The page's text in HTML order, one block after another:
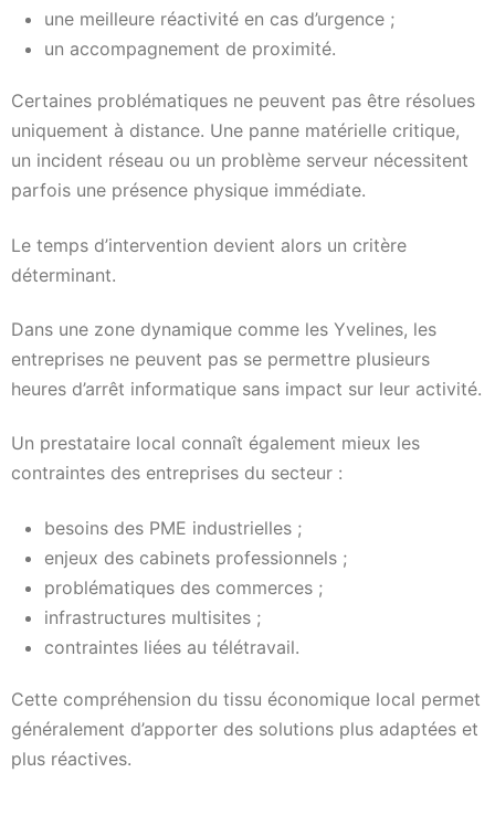
une meilleure réactivité en cas d’urgence ;
un accompagnement de proximité.
Certaines problématiques ne peuvent pas être résolues
uniquement à distance. Une panne matérielle critique,
un incident réseau ou un problème serveur nécessitent
parfois une présence physique immédiate.
Le temps d’intervention devient alors un critère
déterminant.
Dans une zone dynamique comme les Yvelines, les
entreprises ne peuvent pas se permettre plusieurs
heures d’arrêt informatique sans impact sur leur activité.
Un prestataire local connaît également mieux les
contraintes des entreprises du secteur :
besoins des PME industrielles ;
enjeux des cabinets professionnels ;
problématiques des commerces ;
infrastructures multisites ;
contraintes liées au télétravail.
Cette compréhension du tissu économique local permet
généralement d’apporter des solutions plus adaptées et
plus réactives.